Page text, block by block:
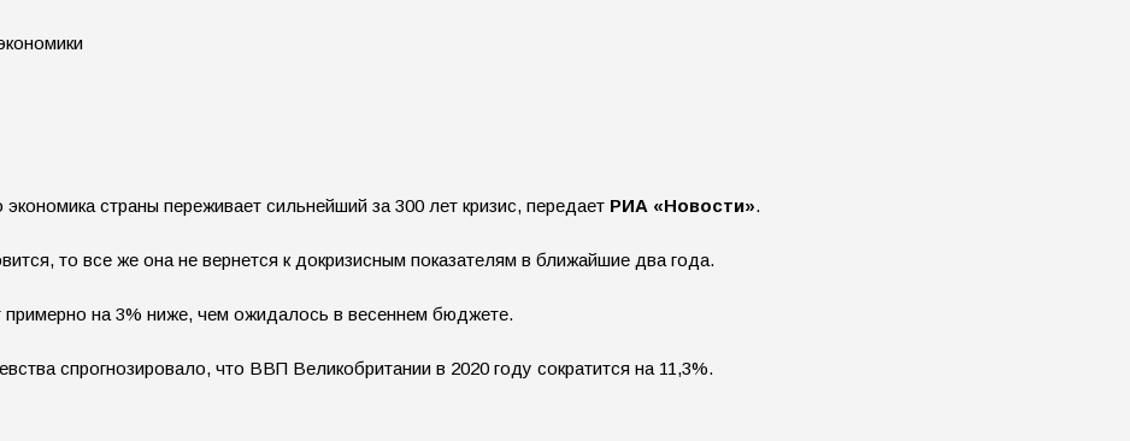
страны переживает сильнейший за 300 лет кризис, передает РИА «Новости».
то все же она не вернется к докризисным показателям в ближайшие два года.
примерно на 3% ниже, чем ожидалось в весеннем бюджете.
спрогнозировало, что ВВП Великобритании в 2020 году сократится на 11,3%.